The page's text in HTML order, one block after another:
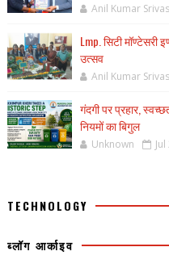
Anil Kumar
Lmp. सिटी मॉण्टेसरी
उत्सव
Anil Kumar
गंदगी पर प्रहार,
नियमों का बिगुल
Unknown
TECHNOLOGY
ब्लॉग आर्काइव